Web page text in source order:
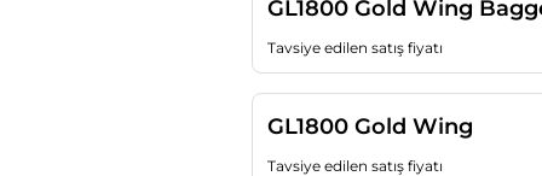
GL1800 Gold Wing
Tavsiye edilen satış fiyatı
GL1800 Gold Wing
Tavsiye edilen satış fiyatı